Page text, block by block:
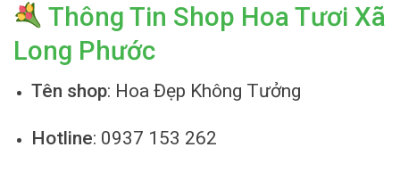
Thông Tin Shop Hoa Tươi Xã
Long Phước
Tên shop: Hoa Đẹp Không Tưởng
Hotline: 0937 153 262